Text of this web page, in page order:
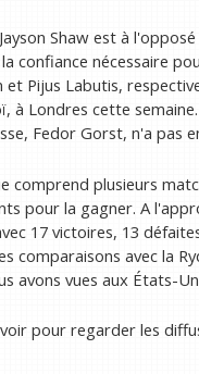
Shaw est à
confiance nécessaire
et Pijus Labutis,
à Londres cette
Fedor Gorst, n'a pas
comprend plusieurs
pour la gagner. A
17 victoires, 13
comparaisons avec la
avons vues aux États-
pour regarder les